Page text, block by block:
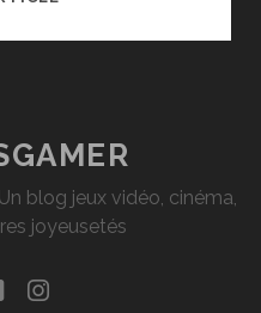
blog jeux vidéo, cinéma,
joyeusetés
facebookinstagram